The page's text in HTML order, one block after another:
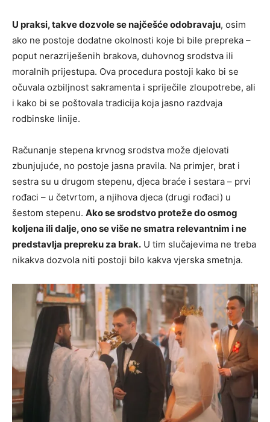
U praksi, takve dozvole se najčešće odobravaju, osim
ako ne postoje dodatne okolnosti koje bi bile prepreka –
poput nerazriješenih brakova, duhovnog srodstva ili
moralnih prijestupa. Ova procedura postoji kako bi se
očuvala ozbiljnost sakramenta i spriječile zloupotrebe, ali
i kako bi se poštovala tradicija koja jasno razdvaja
rodbinske linije.
Računanje stepena krvnog srodstva može djelovati
zbunjujuće, no postoje jasna pravila. Na primjer, brat i
sestra su u drugom stepenu, djeca braće i sestara – prvi
rođaci – u četvrtom, a njihova djeca (drugi rođaci) u
šestom stepenu. Ako se srodstvo proteže do osmog
koljena ili dalje, ono se više ne smatra relevantnim i ne
predstavlja prepreku za brak. U tim slučajevima ne treba
nikakva dozvola niti postoji bilo kakva vjerska smetnja.